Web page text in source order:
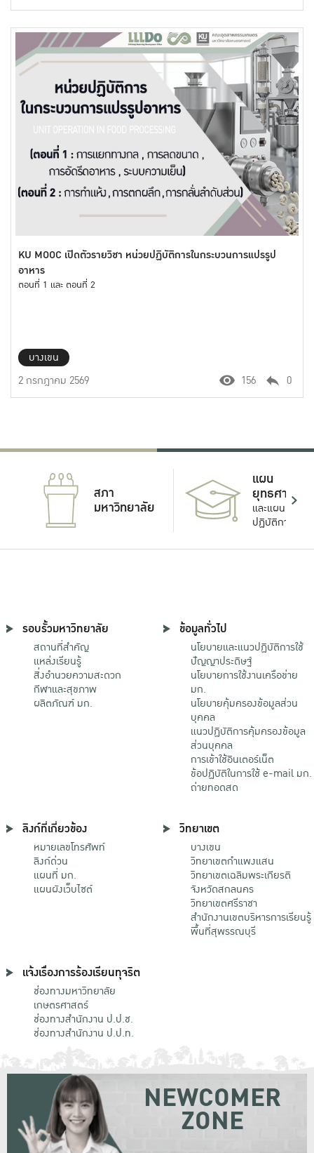
KU MOOC เปิดตัวรายวิชา หน่วยปฏิบัติการในกระบวนการแปรรูป
อาหาร
ตอนที่ 1 และ ตอนที่ 2
บางเขน
2 กรกฎาคม 2569
156 0
สภา
มหาวิทยาลัย
แผน
ยุทธศาสตร์
และแผน
ปฏิบัติการ
รอบรั้วมหาวิทยาลัย
สถานที่สำคัญ
แหล่งเรียนรู้
สิ่งอำนวยความสะดวก
กีฬาและสุขภาพ
ผลิตภัณฑ์ มก.
ข้อมูลทั่วไป
นโยบายและแนวปฏิบัติการใช้
ปัญญาประดิษฐ์
นโยบายการใช้งานเครือข่าย
มก.
นโยบายคุ้มครองข้อมูลส่วน
บุคคล
แนวปฏิบัติการคุ้มครองข้อมูล
ส่วนบุคคล
การเข้าใช้อินเตอร์เน็ต
ข้อปฏิบัติในการใช้ e-mail มก.
ถ่ายทอดสด
ลิงก์ที่เกี่ยวข้อง
หมายเลขโทรศัพท์
ลิงก์ด่วน
แผนที่ มก.
แผนผังเว็บไซต์
วิทยาเขต
บางเขน
วิทยาเขตกําแพงแสน
วิทยาเขตเฉลิมพระเกียรติ
จังหวัดสกลนคร
วิทยาเขตศรีราชา
สำนักงานเขตบริหารการเรียนรู้
พื้นที่สุพรรณบุรี
แจ้งเรื่องการร้องเรียนทุจริต
ช่องทางมหาวิทยาลัย
เกษตรศาสตร์
ช่องทางสำนักงาน ป.ป.ช.
ช่องทางสำนักงาน ป.ป.ท.
NEWCOMER
ZONE